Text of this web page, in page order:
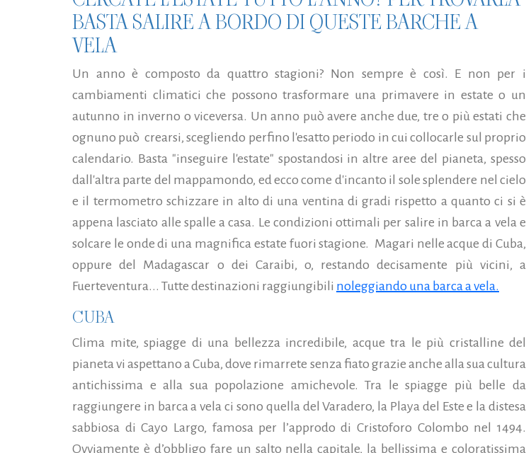
BASTA SALIRE A BORDO DI QUESTE BARCHE A
VELA
Un anno è composto da quattro stagioni? Non sempre è così. E non per i
cambiamenti climatici che possono trasformare una primavere in estate o un
autunno in inverno o viceversa. Un anno può avere anche due, tre o più estati che
ognuno può crearsi, scegliendo perfino l'esatto periodo in cui collocarle sul proprio
calendario. Basta "inseguire l'estate" spostandosi in altre aree del pianeta, spesso
dall'altra parte del mappamondo, ed ecco come d'incanto il sole splendere nel cielo
e il termometro schizzare in alto di una ventina di gradi rispetto a quanto ci si è
appena lasciato alle spalle a casa. Le condizioni ottimali per salire in barca a vela e
solcare le onde di una magnifica estate fuori stagione. Magari nelle acque di Cuba,
oppure del Madagascar o dei Caraibi, o, restando decisamente più vicini, a
Fuerteventura... Tutte destinazioni raggiungibili noleggiando una barca a vela.
CUBA
Clima mite, spiagge di una bellezza incredibile, acque tra le più cristalline del
pianeta vi aspettano a Cuba, dove rimarrete senza fiato grazie anche alla sua cultura
antichissima e alla sua popolazione amichevole. Tra le spiagge più belle da
raggiungere in barca a vela ci sono quella del Varadero, la Playa del Este e la distesa
sabbiosa di Cayo Largo, famosa per l’approdo di Cristoforo Colombo nel 1494.
Ovviamente è d’obbligo fare un salto nella capitale, la bellissima e coloratissima